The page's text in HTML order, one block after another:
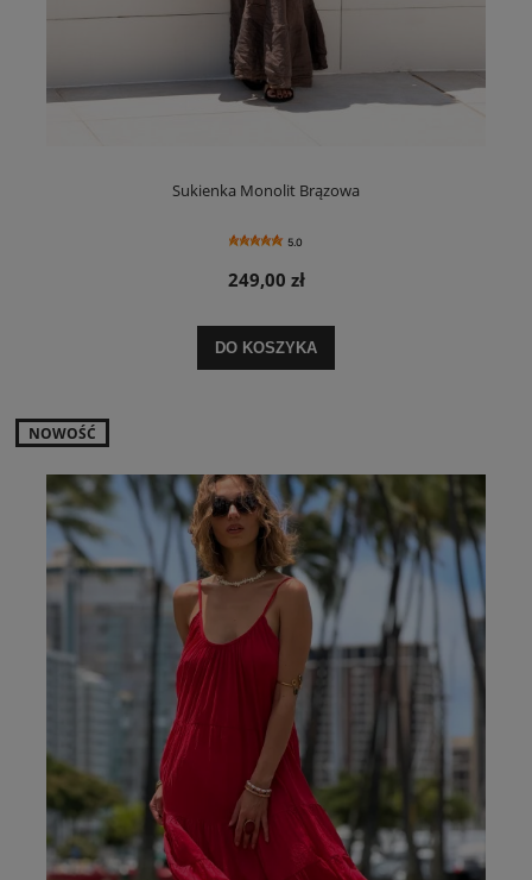
Sukienka Monolit Brązowa
5.0
249,00 zł
DO KOSZYKA
NOWOŚĆ